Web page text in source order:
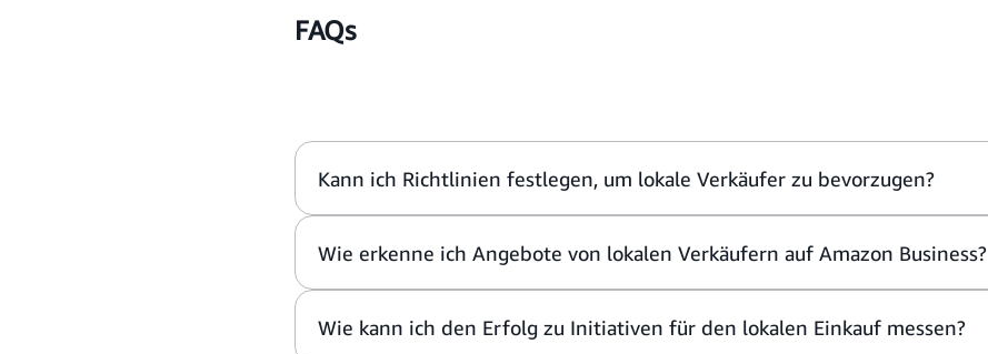
FAQs
Kann ich Richtlinien festlegen, um lokale Verkäufer zu bevorzugen?
Wie erkenne ich Angebote von lokalen Verkäufern auf Amazon Business?
Wie kann ich den Erfolg zu Initiativen für den lokalen Einkauf messen?